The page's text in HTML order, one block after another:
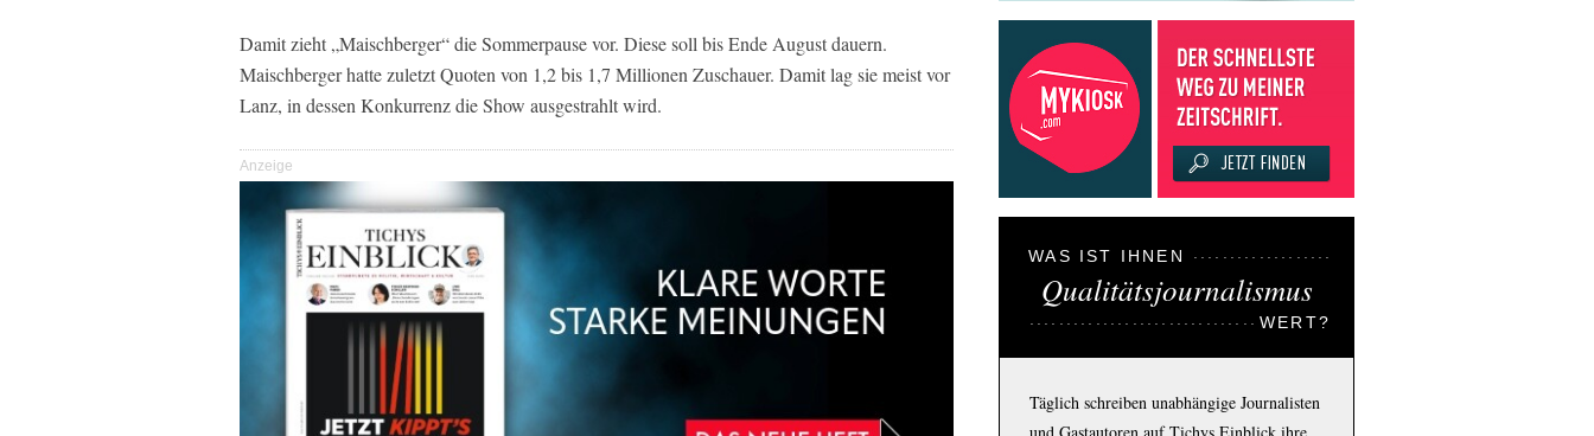
Damit zieht „Maischberger“ die Sommerpause vor. Diese soll bis Ende August dauern.
Maischberger hatte zuletzt Quoten von 1,2 bis 1,7 Millionen Zuschauer. Damit lag sie meist vor
Lanz, in dessen Konkurrenz die Show ausgestrahlt wird.
Anzeige
WAS IST IHNEN
Qualitätsjournalismus
WERT?
Täglich schreiben unabhängige Journalisten